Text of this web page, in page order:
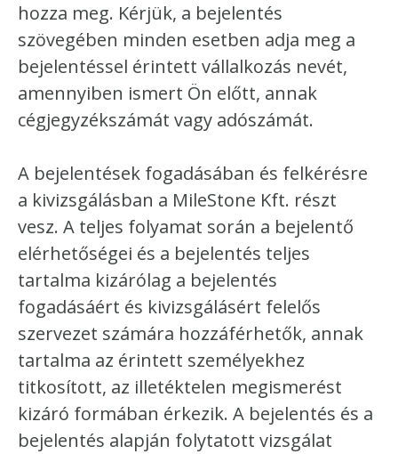
hozza meg. Kérjük, a bejelentés
szövegében minden esetben adja meg a
bejelentéssel érintett vállalkozás nevét,
amennyiben ismert Ön előtt, annak
cégjegyzékszámát vagy adószámát.
A bejelentések fogadásában és felkérésre
a kivizsgálásban a MileStone Kft. részt
vesz. A teljes folyamat során a bejelentő
elérhetőségei és a bejelentés teljes
tartalma kizárólag a bejelentés
fogadásáért és kivizsgálásért felelős
szervezet számára hozzáférhetők, annak
tartalma az érintett személyekhez
titkosított, az illetéktelen megismerést
kizáró formában érkezik. A bejelentés és a
bejelentés alapján folytatott vizsgálat